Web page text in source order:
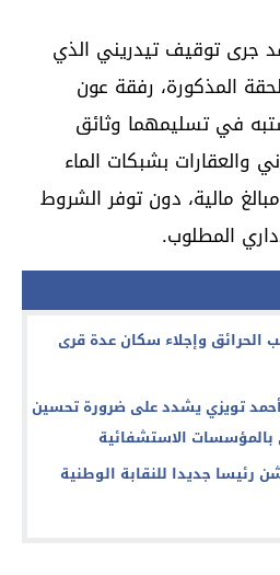
جرى توقيف تيدريني الذي
المذكورة، رفقة عون
في تسليمهما وثائق
والعقارات بشبكات الماء
مالية، دون توفر الشروط
المطلوب.
الحرائق وإجلاء سكان عدة قرى
أحمد تويزي يشدد على ضرورة تحسين
الاستشفائية
رئيسا جديدا للنقابة الوطنية